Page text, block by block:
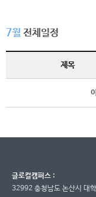
7월 전체일정
제목
글로컬캠퍼스 :
32992 충청남도 논산시 대